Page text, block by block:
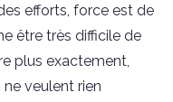
efforts, force est de
être très difficile de
plus exactement,
ne veulent rien